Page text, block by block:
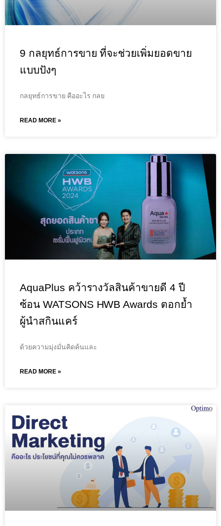
9 กลยุทธ์การขาย ที่จะช่วยเพิ่มยอดขาย
แบบปังๆ
กลยุทธ์การขาย คืออะไร กลย
READ MORE »
AquaPlus คว้ารางวัลสินค้าขายดี 4 ปี
ซ้อน WATSONS HWB Awards ตอกย้ำ
ผู้นำสกินแคร์
ด้วยความมุ่งมั่นคิดค้นและ
READ MORE »